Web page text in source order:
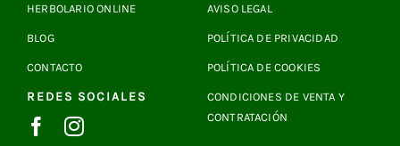
HERBOLARIO ONLINE
BLOG
CONTACTO
REDES SOCIALES
AVISO LEGAL
POLÍTICA DE PRIVACIDAD
POLÍTICA DE COOKIES
CONDICIONES DE VENTA Y
CONTRATACIÓN